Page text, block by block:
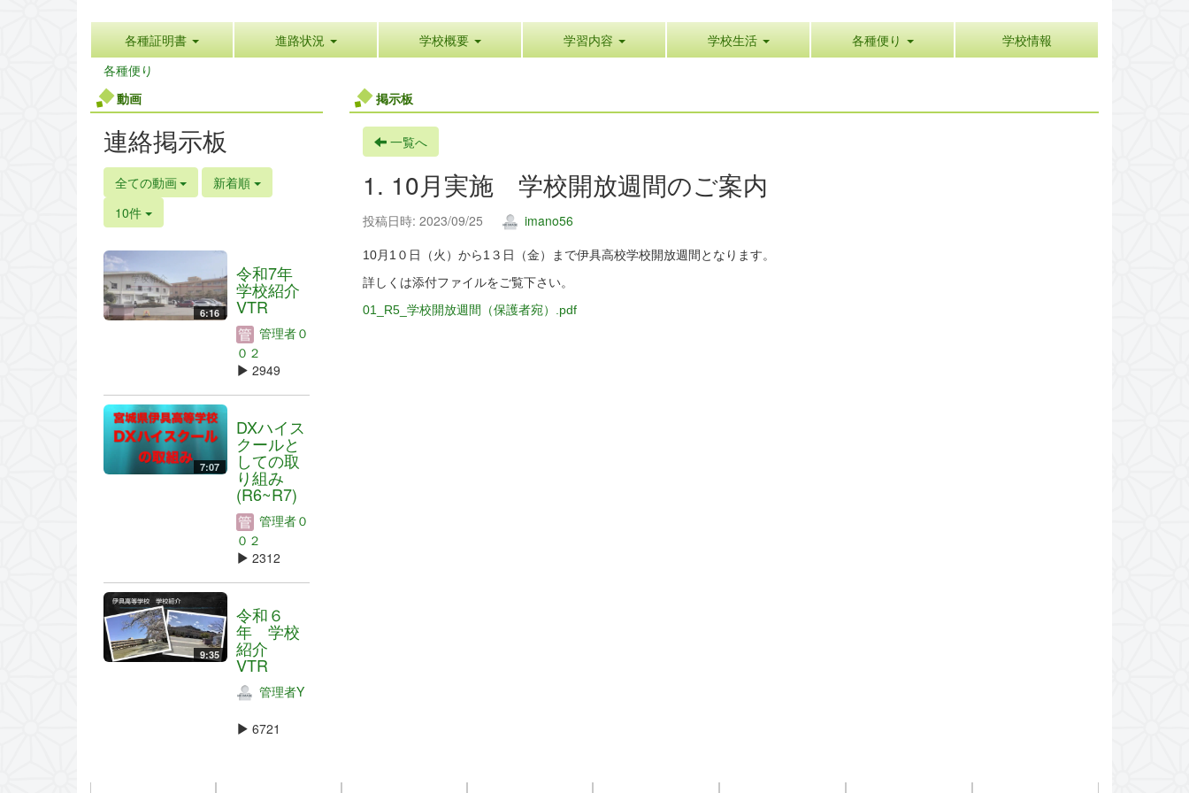
各種証明書 進路状況 学校概要 学習内容 学校生活 各種便り
学校情報
各種便り
掲示板
一覧へ
1. 10月実施 学校開放週間のご案内
投稿日時: 2023/09/25 imano56
10月1０日（火）から1３日（金）まで伊具高校学校開放週間となります。
詳しくは添付ファイルをご覧下さい。
01_R5_学校開放週間（保護者宛）.pdf
動画
連絡掲示板
全ての動画
新着順
10件
6:16
令和7年
学校紹介
VTR
管理者０
０２
2949
7:07
DXハイス
クールと
しての取
り組み
(R6~R7)
管理者０
０２
2312
9:35
令和６
年 学校
紹介
VTR
管理者Y
6721